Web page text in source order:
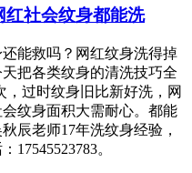
红社会纹身都能洗
能救吗？网红纹身洗得掉
把各类纹身的清洗技巧全
，过时纹身旧比新好洗，网
纹身面积大需耐心。都能
辰老师17年洗纹身经验，
17545523783。